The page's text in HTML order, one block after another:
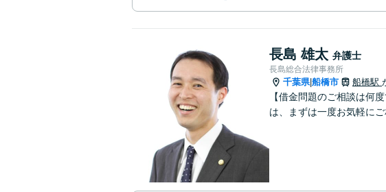
長島 雄太 弁護士
長島総合法律事務所
千葉県|船橋市 船橋駅
【借金問題のご相談は何
は、まずは一度お気軽にご